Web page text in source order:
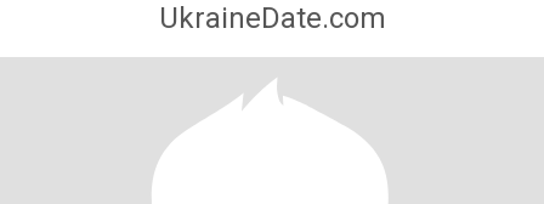
UkraineDate.com